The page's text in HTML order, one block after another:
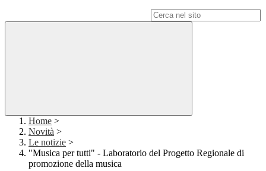
Home >
Novità >
Le notizie >
"Musica per tutti" - Laboratorio del Progetto Regionale di
promozione della musica